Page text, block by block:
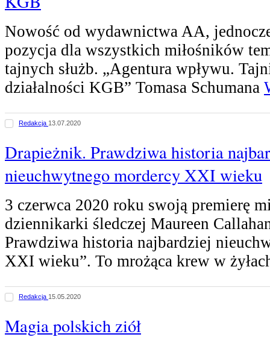
Nowość od wydawnictwa AA,
pozycja dla wszystkich miłośników
tajnych służb. „Agentura wpływu.
działalności KGB” Tomasa Schumana
Redakcja 13.07.2020
Drapieżnik. Prawdziwa historia
nieuchwytnego mordercy XXI wieku
3 czerwca 2020 roku swoją premierę
dziennikarki śledczej Maureen
Prawdziwa historia najbardziej
XXI wieku”. To mrożąca krew w
Redakcja 15.05.2020
Magia polskich ziół